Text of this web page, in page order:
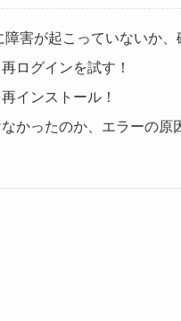
障害が起こっていないか、
ログインを試す！
インストール！
かったのか、エラーの原